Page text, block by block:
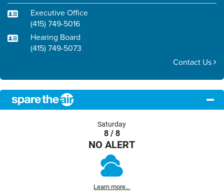
Executive Office
(415) 749-5016
Hearing Board
(415) 749-5073
Contact Us
Saturday
8 / 8
NO ALERT
Learn more...